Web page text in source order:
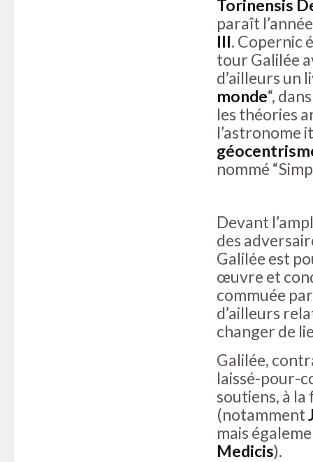
Torinensis
paraît
III. Copernic
tour Galilée
d’ailleurs un
monde“,
les théories
l’astronome
nommé
Devant
des
Galilée est
œuvre et
commuée
d’ailleurs
changer de
Galilée,
laissé-pour-
soutiens, à
(notamment
mais
Medicis).